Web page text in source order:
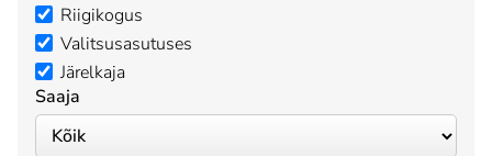
Riigikogus
Valitsusasutuses
Järelkaja
Saaja